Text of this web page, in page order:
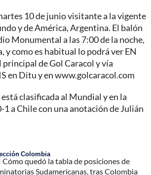
10 de junio visitante a la vigente
y de América, Argentina. El balón
Monumental a las 7:00 de la noche,
y como es habitual lo podrá ver EN
de Gol Caracol y vía
en Ditu y en www.golcaracol.com
clasificada al Mundial y en la
1 a Chile con una anotación de Julián
Colombia
Cómo quedó la tabla de posiciones de
Sudamericanas, tras Colombia